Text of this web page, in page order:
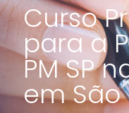
Curso
para a
PM SP
em São